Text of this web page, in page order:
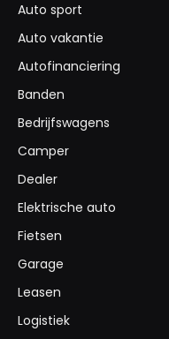
Auto sport
Auto vakantie
Autofinanciering
Banden
Bedrijfswagens
Camper
Dealer
Elektrische auto
Fietsen
Garage
Leasen
Logistiek